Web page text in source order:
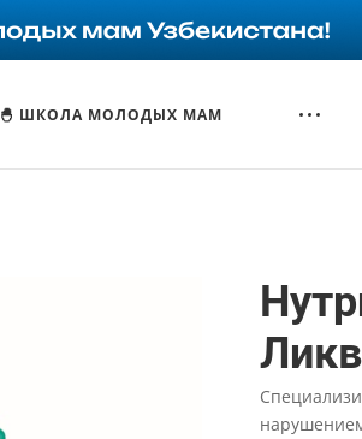
🐣 ШКОЛА МОЛОДЫХ МАМ